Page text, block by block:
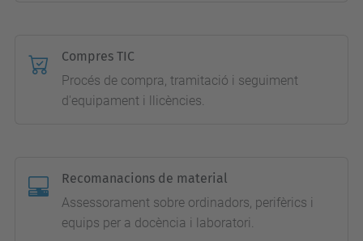
Compres TIC
Procés de compra, tramitació i seguiment
d'equipament i llicències.
Recomanacions de material
Assessorament sobre ordinadors, perifèrics i
equips per a docència i laboratori.